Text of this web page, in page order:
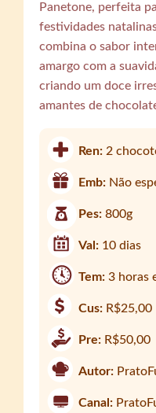
Panetone, perfeita
festividades
combina o sabor
amargo com a
criando um doce
amantes de
Ren:2
Emb: Não
Pes:800g
Val: 10 dias
Tem:3 horas
Cus: R$25,00
Pre: R$50,00
Autor:
Canal: